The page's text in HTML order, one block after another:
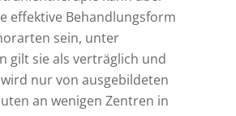
effektive Behandlungsform
sein, unter
gilt sie als verträglich und
nur von ausgebildeten
an wenigen Zentren in